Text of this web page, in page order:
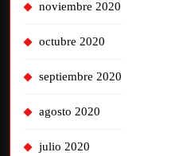
noviembre 2020
octubre 2020
septiembre 2020
agosto 2020
julio 2020